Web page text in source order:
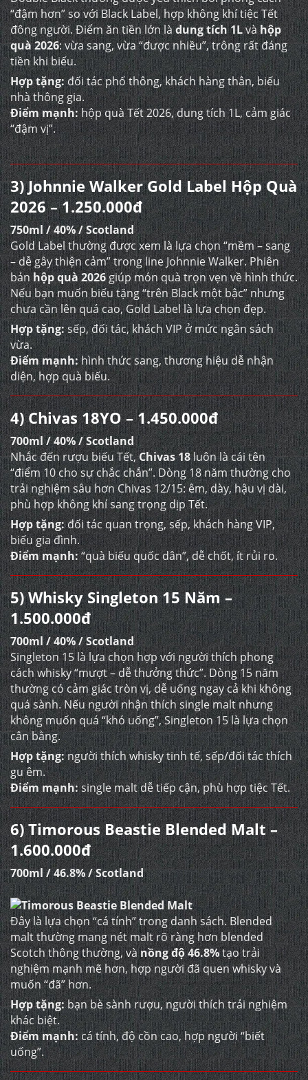
“đậm hơn” so với Black Label, hợp không khí tiệc Tết
đông người. Điểm ăn tiền lớn làdung tích 1Lvàhộp
quà 2026: vừa sang, vừa “được nhiều”, trông rất đáng
tiền khi biếu.
Hợp tặng:đối tác phổ thông, khách hàng thân, biếu
nhà thông gia.
Điểm mạnh:hộp quà Tết 2026, dung tích 1L, cảm giác
“đậm vị”.
3) Johnnie Walker Gold Label Hộp Quà
2026 – 1.250.000đ
750ml / 40% / Scotland
Gold Label thường được xem là lựa chọn “mềm – sang
– dễ gây thiện cảm” trong line Johnnie Walker. Phiên
bảnhộp quà 2026giúp món quà trọn vẹn về hình thức.
Nếu bạn muốn biếu tặng “trên Black một bậc” nhưng
chưa cần lên quá cao, Gold Label là lựa chọn đẹp.
Hợp tặng:sếp, đối tác, khách VIP ở mức ngân sách
vừa.
Điểm mạnh:hình thức sang, thương hiệu dễ nhận
diện, hợp quà biếu.
4) Chivas 18YO – 1.450.000đ
700ml / 40% / Scotland
Nhắc đến rượu biếu Tết,Chivas 18luôn là cái tên
“điểm 10 cho sự chắc chắn”. Dòng 18 năm thường cho
trải nghiệm sâu hơn Chivas 12/15: êm, dày, hậu vị dài,
phù hợp không khí sang trọng dịp Tết.
Hợp tặng:đối tác quan trọng, sếp, khách hàng VIP,
biếu gia đình.
Điểm mạnh:“quà biếu quốc dân”, dễ chốt, ít rủi ro.
5) Whisky Singleton 15 Năm –
1.500.000đ
700ml / 40% / Scotland
Singleton 15 là lựa chọn hợp với người thích phong
cách whisky “mượt – dễ thưởng thức”. Dòng 15 năm
thường có cảm giác tròn vị, dễ uống ngay cả khi không
quá sành. Nếu người nhận thích single malt nhưng
không muốn quá “khó uống”, Singleton 15 là lựa chọn
cân bằng.
Hợp tặng:người thích whisky tinh tế, sếp/đối tác thích
gu êm.
Điểm mạnh:single malt dễ tiếp cận, phù hợp tiệc Tết.
6) Timorous Beastie Blended Malt –
1.600.000đ
700ml / 46.8% / Scotland
Đây là lựa chọn “cá tính” trong danh sách. Blended
malt thường mang nét malt rõ ràng hơn blended
Scotch thông thường, vànồng độ 46.8%tạo trải
nghiệm mạnh mẽ hơn, hợp người đã quen whisky và
muốn “đã” hơn.
Hợp tặng:bạn bè sành rượu, người thích trải nghiệm
khác biệt.
Điểm mạnh:cá tính, độ cồn cao, hợp người “biết
uống”.